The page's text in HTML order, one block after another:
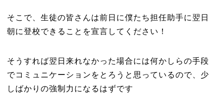
そこで、生徒の皆さんは前日に僕たち担任助手に翌日
朝に登校できることを宣言してください！
そうすれば翌日来れなかった場合には何かしらの手段
でコミュニケーションをとろうと思っているので、少
しばかりの強制力になるはずです